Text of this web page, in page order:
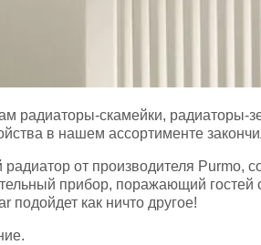
радиаторы-скамейки, радиаторы-
в нашем ассортименте
от производителя Purmo,
прибор, поражающий
подойдет как ничто другое!